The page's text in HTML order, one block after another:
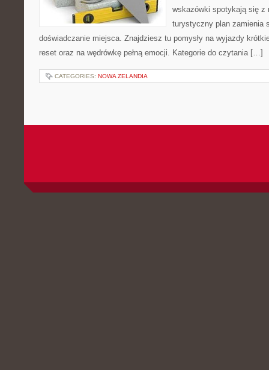
wskazówki spotykają się z
turystyczny plan zamienia
doświadczanie miejsca. Znajdziesz tu pomysły na wyjazdy
reset oraz na wędrówkę pełną emocji. Kategorie do czytania […]
CATEGORIES: NOWA ZELANDIA